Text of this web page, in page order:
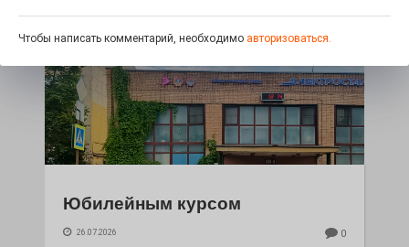
Юбилейным курсом
26.07.2026 0
Чтобы написать комментарий, необходимо авторизоваться.